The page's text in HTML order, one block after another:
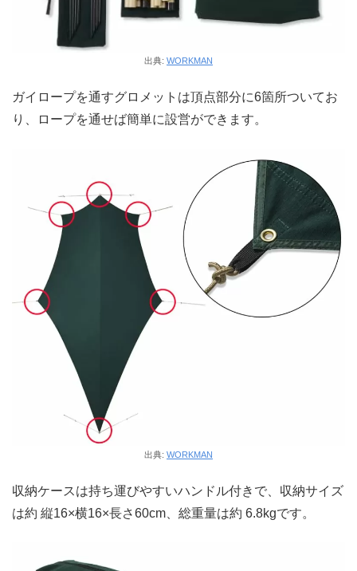
出典: WORKMAN
ガイロープを通すグロメットは頂点部分に6箇所ついてお
り、ロープを通せば簡単に設営ができます。
出典: WORKMAN
収納ケースは持ち運びやすいハンドル付きで、収納サイズ
は約 縦16×横16×長さ60cm、総重量は約 6.8kgです。